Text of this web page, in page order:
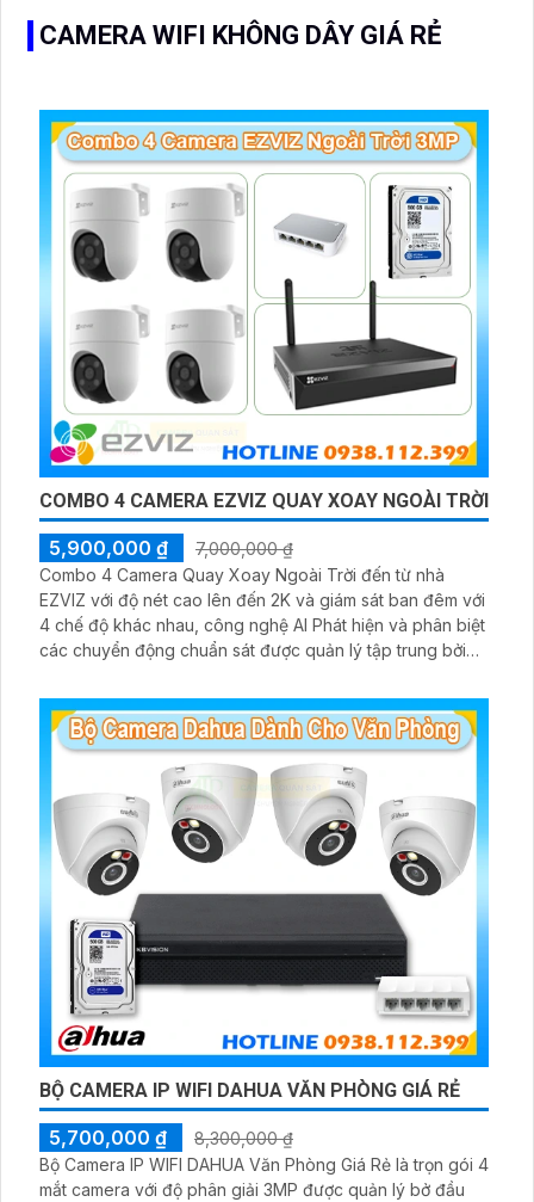
CAMERA WIFI KHÔNG DÂY GIÁ RẺ
COMBO 4 CAMERA EZVIZ QUAY XOAY NGOÀI TRỜI
5,900,000 ₫
7,000,000 ₫
Combo 4 Camera Quay Xoay Ngoài Trời đến từ nhà
EZVIZ với độ nét cao lên đến 2K và giám sát ban đêm với
4 chế độ khác nhau, công nghệ AI Phát hiện và phân biệt
các chuyển động chuẩn sát được quản lý tập trung bởi
BỘ CAMERA IP WIFI DAHUA VĂN PHÒNG GIÁ RẺ
5,700,000 ₫
8,300,000 ₫
Bộ Camera IP WIFI DAHUA Văn Phòng Giá Rẻ là trọn gói 4
mắt camera với độ phân giải 3MP được quản lý bở đầu